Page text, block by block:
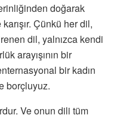
doğarak
Çünkü her dil,
dil, yalnızca kendi
arayışının bir
bir kadın
borçluyuz.
Ve onun dili tüm